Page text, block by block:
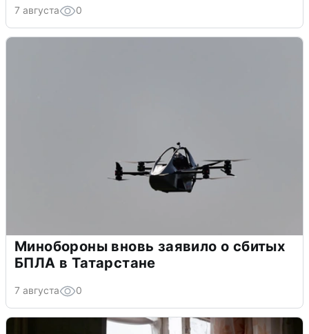
7 августа 0
Минобороны вновь заявило о сбитых
БПЛА в Татарстане
7 августа 0